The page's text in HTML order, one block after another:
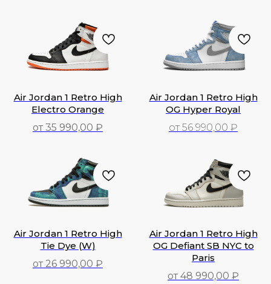
Air Jordan 1 Retro High
Electro Orange
от 35 990,00 ₽
Air Jordan 1 Retro High
OG Hyper Royal
от 56 990,00 ₽
Air Jordan 1 Retro High
Tie Dye (W)
от 26 990,00 ₽
Air Jordan 1 Retro High
OG Defiant SB NYC to
Paris
от 48 990,00 ₽